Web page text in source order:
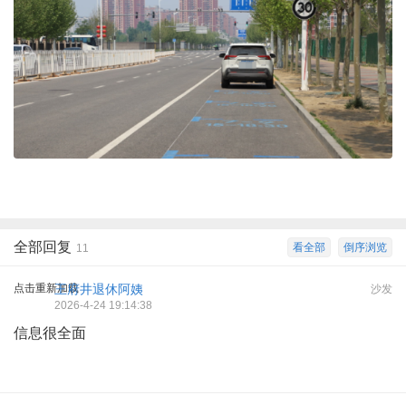
倒序浏览
看全部
全部回复 11
点击重新加载 沙发
王府井退休阿姨
2026-4-24 19:14:38
信息很全面